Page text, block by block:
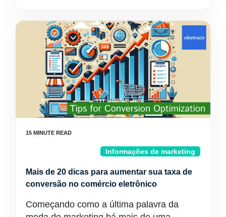
Informações de marketing
Mais de 20 dicas para aumentar sua taxa de
conversão no comércio eletrônico
Começando como a última palavra da